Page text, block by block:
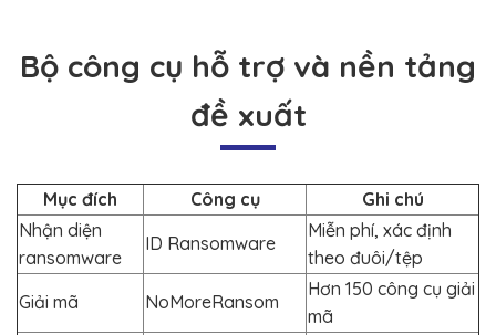
Bộ công cụ hỗ trợ và nền tảng
đề xuất
Mục đích Công cụ
Ghi chú
Nhận diện
ransomware
ID Ransomware
Miễn phí, xác định
theo đuôi/tệp
Giải mã
NoMoreRansom
Hơn 150 công cụ giải
mã